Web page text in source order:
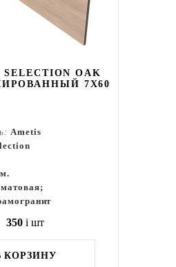
OAK
7X60
Ametis
матовая;
350 i шт
КОРЗИНУ